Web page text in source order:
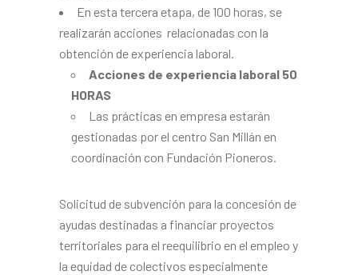
En esta tercera etapa, de 100 horas, se
realizarán acciones relacionadas con la
obtención de experiencia laboral.
Acciones de experiencia laboral 50
HORAS
Las prácticas en empresa estarán
gestionadas por el centro San Millán en
coordinación con Fundación Pioneros.
Solicitud de subvención para la concesión de
ayudas destinadas a financiar proyectos
territoriales para el reequilibrio en el empleo y
la equidad de colectivos especialmente